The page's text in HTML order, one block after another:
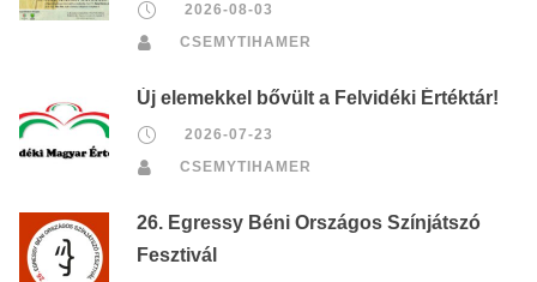
2026-08-03
CSEMYTIHAMER
Új elemekkel bővült a Felvidéki Értéktár!
2026-07-23
CSEMYTIHAMER
26. Egressy Béni Országos Színjátszó
Fesztivál